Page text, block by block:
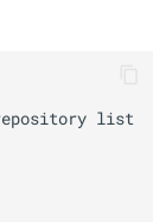
repository list